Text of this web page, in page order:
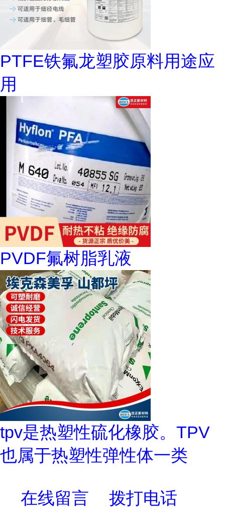
PTFE铁氟龙塑胶原料用途应
用
PVDF氟树脂乳液
tpv是热塑性硫化橡胶。TPV
也属于热塑性弹性体一类
在线留言 拨打电话